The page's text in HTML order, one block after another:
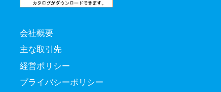
会社概要
主な取引先
経営ポリシー
プライバシーポリシー